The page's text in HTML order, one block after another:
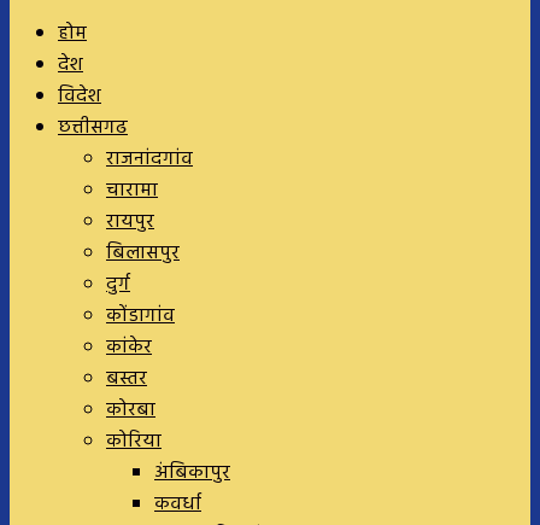
होम
देश
विदेश
छत्तीसगढ
राजनांदगांव
चारामा
रायपुर
बिलासपुर
दुर्ग
कोंडागांव
कांकेर
बस्तर
कोरबा
कोरिया
अंबिकापुर
कवर्धा